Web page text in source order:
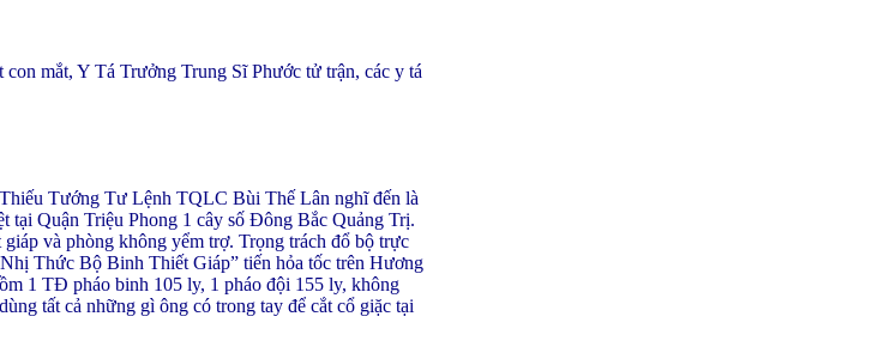
mắt, Y Tá Trưởng Trung Sĩ Phước tử trận, các y tá
Tướng Tư Lệnh TQLC Bùi Thế Lân nghĩ đến là
tại Quận Triệu Phong 1 cây số Đông Bắc Quảng Trị.
và phòng không yểm trợ. Trọng trách đổ bộ trực
Thức Bộ Binh Thiết Giáp” tiến hỏa tốc trên Hương
1 TĐ pháo binh 105 ly, 1 pháo đội 155 ly, không
tất cả những gì ông có trong tay để cắt cổ giặc tại